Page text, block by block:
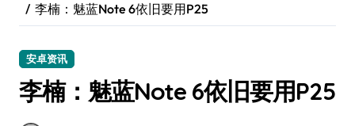
李楠：魅蓝Note 6依旧要用P25
安卓资讯
李楠：魅蓝Note 6依旧要用P25